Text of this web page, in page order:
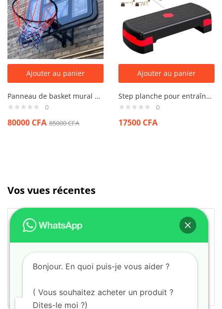
Ajouter au panier
Panneau de basket mural avec cadre Professionnel
0
80000 CFA 85000CFA
Ajouter au panier
Step planche pour entraînement
0
17500 CFA
Vos vues récentes
Bonjour. En quoi puis-je vous aider ?
( Vous souhaitez acheter un produit ?
Dites-le moi ?)